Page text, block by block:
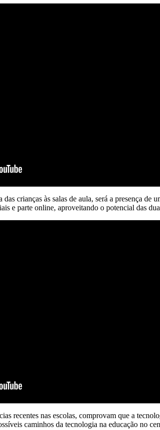
crianças às salas de aula, será a presença de
e parte online, aproveitando o potencial das
recentes nas escolas, comprovam que a
caminhos da tecnologia na educação no